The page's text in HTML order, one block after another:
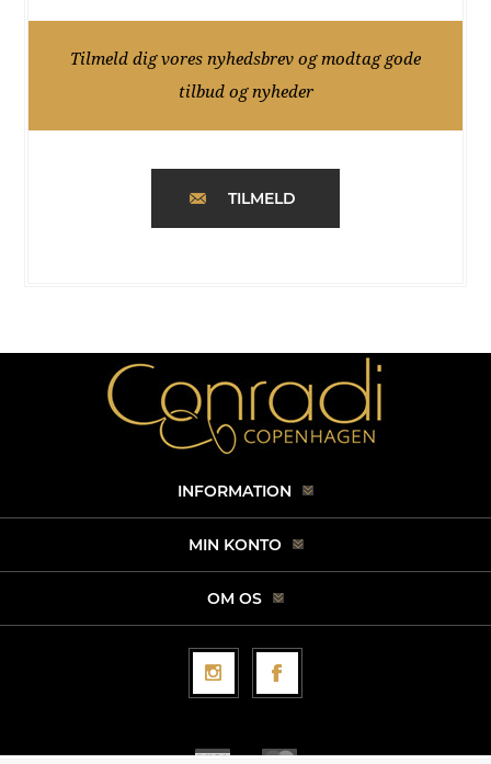
Tilmeld dig vores nyhedsbrev og modtag gode
tilbud og nyheder
TILMELD
INFORMATION
MIN KONTO
OM OS